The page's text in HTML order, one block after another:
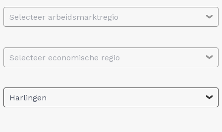
Selecteer arbeidsmarktregio
Selecteer economische regio
Harlingen